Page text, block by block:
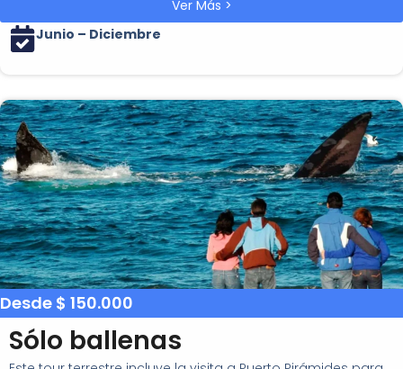
Ver Más >
Junio – Diciembre
Desde $ 150.000
Sólo ballenas